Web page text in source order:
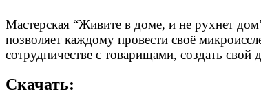
Мастерская “Живите в доме, и не рухнет
позволяет каждому провести своё
сотрудничестве с товарищами, создать
Скачать: